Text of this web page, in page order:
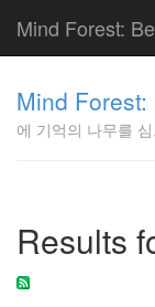
Mind Forest:
Mind
에 기억의 나무를
Results
이
의
글